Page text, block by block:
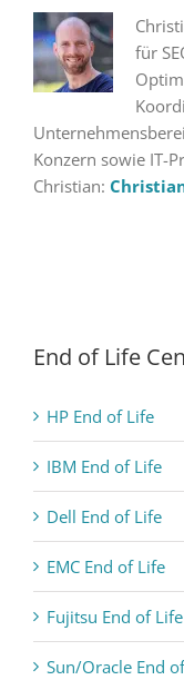
für
Konzern sowie IT-
Christian:
End of Life
HP End of Life
IBM End of Life
Dell End of Life
EMC End of Life
Fujitsu End of Life
Sun/Oracle End